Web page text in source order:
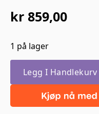
kr 859,00
1 på lager
Legg I Handlekurv